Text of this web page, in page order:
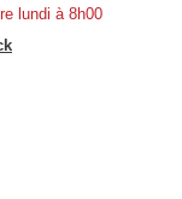
lundi à 8h00